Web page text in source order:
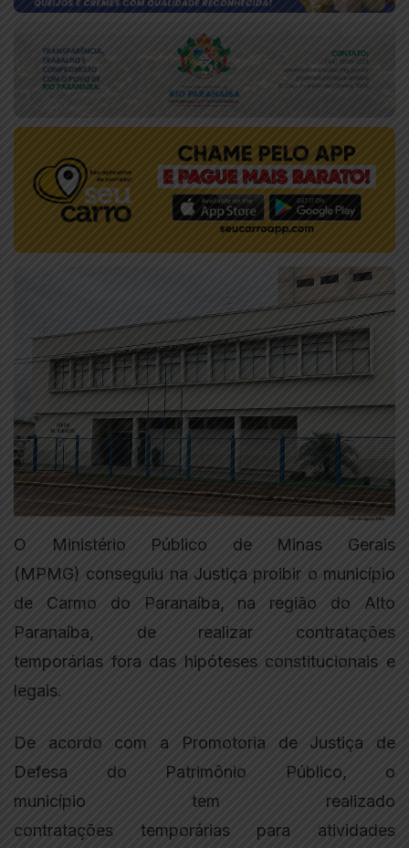
O Ministério Público de Minas Gerais
(MPMG) conseguiu na Justiça proibir o município
de Carmo do Paranaíba, na região do Alto
Paranaíba, de realizar contratações
temporárias fora das hipóteses constitucionais e
legais.
De acordo com a Promotoria de Justiça de
Defesa do Patrimônio Público, o
município tem realizado
contratações temporárias para atividades